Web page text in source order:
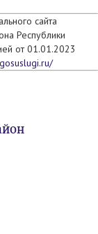
сайта
Республики
от 01.01.2023